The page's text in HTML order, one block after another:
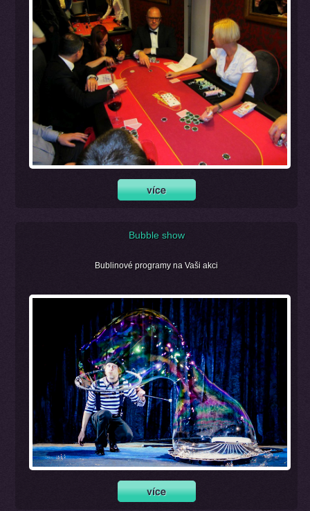
Bubble show
Bublinové programy na Vaši akci